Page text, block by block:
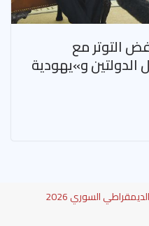
التوتر مع
و»يهودية
السوري 2026